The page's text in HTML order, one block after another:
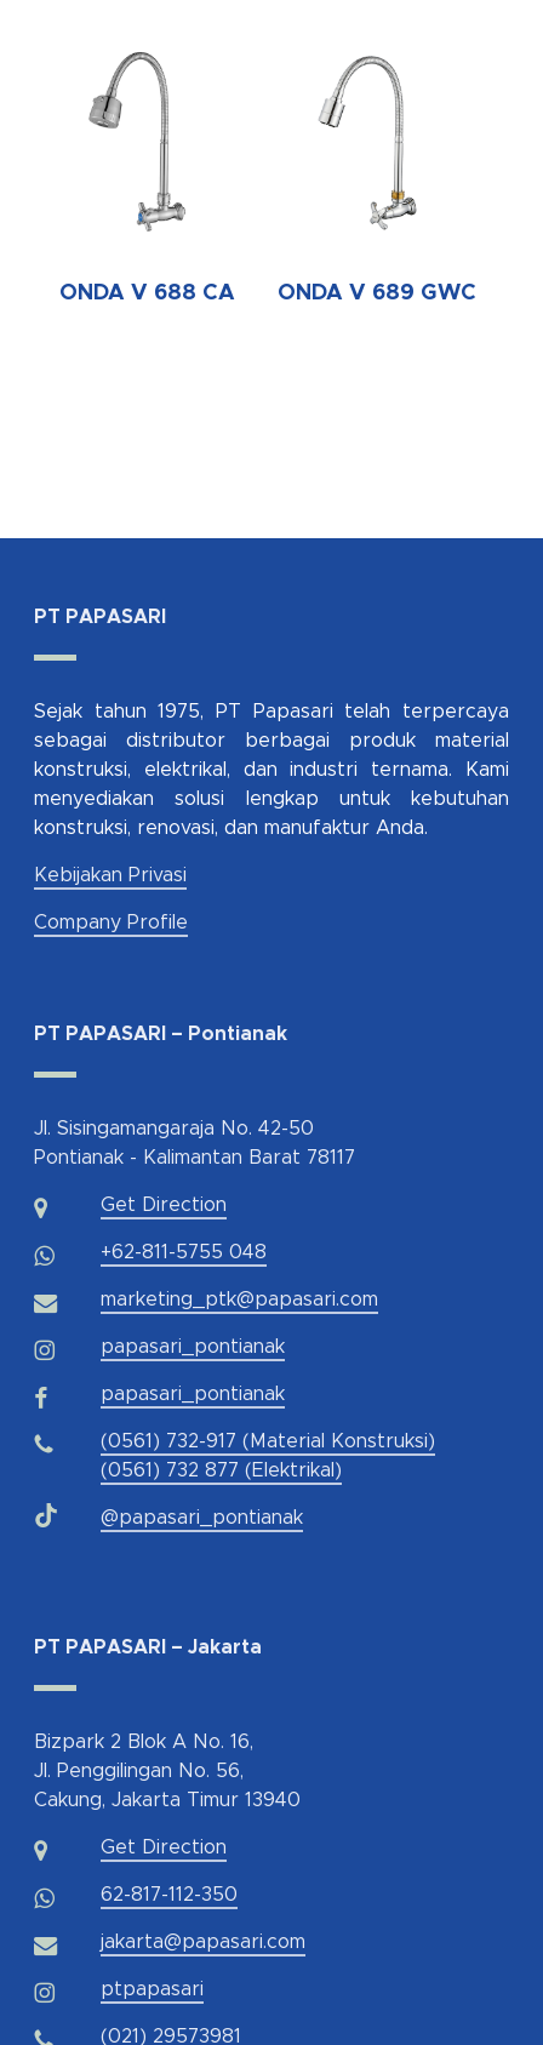
ONDA V 688 CA ONDA V 689 GWC
PT PAPASARI
Sejak tahun 1975, PT Papasari telah terpercaya
sebagai distributor berbagai produk material
konstruksi, elektrikal, dan industri ternama. Kami
menyediakan solusi lengkap untuk kebutuhan
konstruksi, renovasi, dan manufaktur Anda.
Kebijakan Privasi
Company Profile
PT PAPASARI – Pontianak
Jl. Sisingamangaraja No. 42-50
Pontianak - Kalimantan Barat 78117
Get Direction
+62-811-5755 048
marketing_ptk@papasari.com
papasari_pontianak
papasari_pontianak
(0561) 732-917 (Material Konstruksi)
(0561) 732 877 (Elektrikal)
@papasari_pontianak
PT PAPASARI – Jakarta
Bizpark 2 Blok A No. 16,
Jl. Penggilingan No. 56,
Cakung, Jakarta Timur 13940
Get Direction
62-817-112-350
jakarta@papasari.com
ptpapasari
(021) 29573981